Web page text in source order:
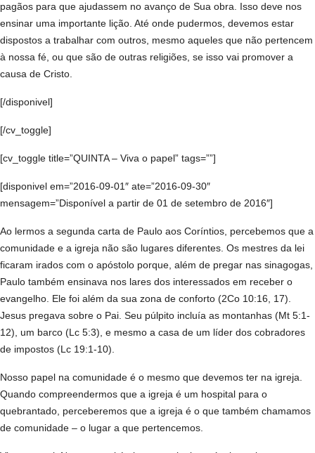
pagãos para que ajudassem no avanço de Sua obra. Isso deve nos
ensinar uma importante lição. Até onde pudermos, devemos estar
dispostos a trabalhar com outros, mesmo aqueles que não pertencem
à nossa fé, ou que são de outras religiões, se isso vai promover a
causa de Cristo.
[/disponivel]
[/cv_toggle]
[cv_toggle title=”QUINTA – Viva o papel” tags=””]
[disponivel em=”2016-09-01″ ate=”2016-09-30″
mensagem=”Disponível a partir de 01 de setembro de 2016″]
Ao lermos a segunda carta de Paulo aos Coríntios, percebemos que a
comunidade e a igreja não são lugares diferentes. Os mestres da lei
ficaram irados com o apóstolo porque, além de pregar nas sinagogas,
Paulo também ensinava nos lares dos interessados em receber o
evangelho. Ele foi além da sua zona de conforto (2Co 10:16, 17).
Jesus pregava sobre o Pai. Seu púlpito incluía as montanhas (Mt 5:1-
12), um barco (Lc 5:3), e mesmo a casa de um líder dos cobradores
de impostos (Lc 19:1-10).
Nosso papel na comunidade é o mesmo que devemos ter na igreja.
Quando compreendermos que a igreja é um hospital para o
quebrantado, perceberemos que a igreja é o que também chamamos
de comunidade – o lugar a que pertencemos.